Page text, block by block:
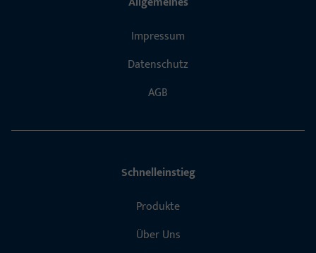
Impressum
Datenschutz
AGB
Schnelleinstieg
Produkte
Über Uns